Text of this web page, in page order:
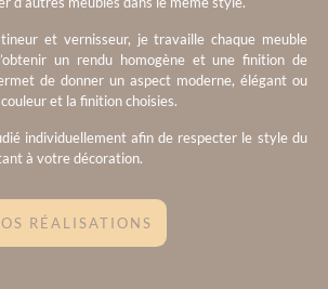
et vernisseur, je travaille chaque meuble
un rendu homogène et une finition de
de donner un aspect moderne, élégant ou
et la finition choisies.
individuellement afin de respecter le style du
à votre décoration.
RÉALISATIONS